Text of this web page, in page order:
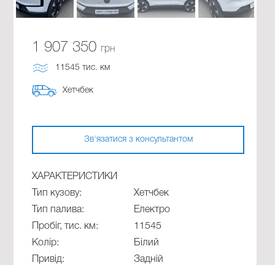
1 907 350 грн
11545 тис. км
Хетчбек
Зв'язатися з консультантом
ХАРАКТЕРИСТИКИ
Тип кузову:
Хетчбек
Тип палива:
Електро
Пробіг, тис. км:
11545
Колір:
Білий
Привід:
Задній